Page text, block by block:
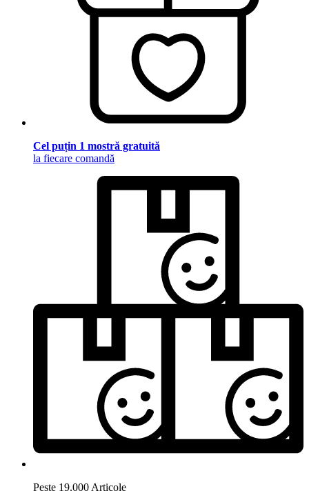
Cel puțin 1 mostră gratuită
la fiecare comandă
Peste 19.000 Articole